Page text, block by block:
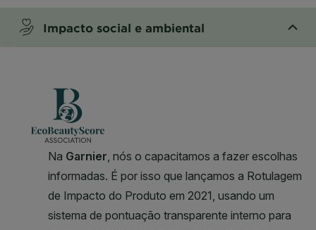
Impacto social e ambiental